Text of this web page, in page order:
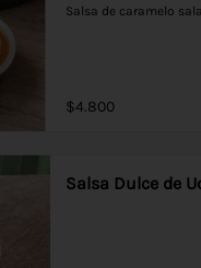
Salsa de caramelo
$4.800
Salsa Dulce de